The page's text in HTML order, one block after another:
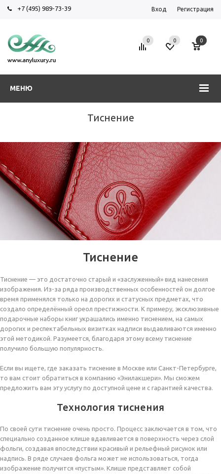
+7 (495) 989-73-39 Вход Регистрация
МЕНЮ
0 0 0
Тиснение
Тиснение
Тиснение — это достаточно старый и «заслуженный» вид нанесения
изображения. Из-за ряда производственных особенностей он долгое
время применялся только на дорогих и статусных предметах, что
создало определённый ореол престижности. К примеру, эксклюзивные
подарочные наборы книг украшались именно тиснением, на самых
дорогих и респектабельных визитках надписи выдавливаются именно
этой методикой. Разумеется, благодаря этому всему тиснение
получило большую популярность.
Если вы ищете, где заказать тиснение в Москве или Санкт-Петербурге,
то вам стоит обратиться в компанию «Энилакшери». Мы сможем
предложить вам эту услугу по доступной цене и с гарантией качества.
Технология тиснения
По своей сути тиснение очень просто. Процесс заключается в том, что
специально созданное клише вдавливается в поверхность через слой
фольги, создавая впоследствии красивый и рельефный рисунок или
надпись. В ряде случаев фольга может не использоваться, тогда
изображение получится «пустым». Клише представляет собой